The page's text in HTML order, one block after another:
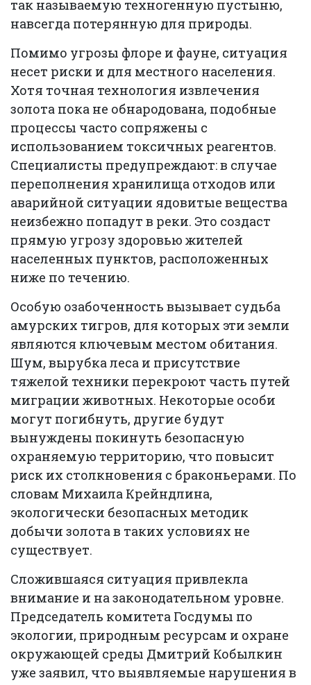
так называемую техногенную пустыню,
навсегда потерянную для природы.
Помимо угрозы флоре и фауне, ситуация
несет риски и для местного населения.
Хотя точная технология извлечения
золота пока не обнародована, подобные
процессы часто сопряжены с
использованием токсичных реагентов.
Специалисты предупреждают: в случае
переполнения хранилища отходов или
аварийной ситуации ядовитые вещества
неизбежно попадут в реки. Это создаст
прямую угрозу здоровью жителей
населенных пунктов, расположенных
ниже по течению.
Особую озабоченность вызывает судьба
амурских тигров, для которых эти земли
являются ключевым местом обитания.
Шум, вырубка леса и присутствие
тяжелой техники перекроют часть путей
миграции животных. Некоторые особи
могут погибнуть, другие будут
вынуждены покинуть безопасную
охраняемую территорию, что повысит
риск их столкновения с браконьерами. По
словам Михаила Крейндлина,
экологически безопасных методик
добычи золота в таких условиях не
существует.
Сложившаяся ситуация привлекла
внимание и на законодательном уровне.
Председатель комитета Госдумы по
экологии, природным ресурсам и охране
окружающей среды Дмитрий Кобылкин
уже заявил, что выявляемые нарушения в